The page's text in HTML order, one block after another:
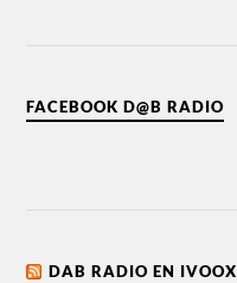
FACEBOOK D@B RADIO
DAB RADIO EN IVOOX